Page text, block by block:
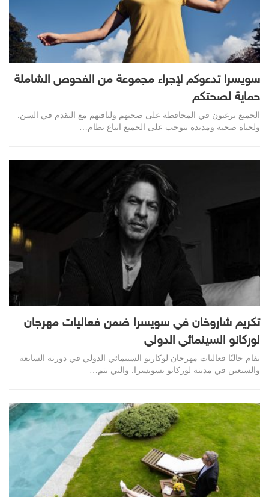
سويسرا تدعوكم لإجراء مجموعة من الفحوص الشاملة
حماية لصحتكم
الجميع يرغبون في المحافظة على صحتهم ولياقتهم مع التقدم في السن.
ولحياة صحية ومديدة يتوجب على الجميع اتباع نظام…
تكريم شاروخان في سويسرا ضمن فعاليات مهرجان
لوركانو السينمائي الدولي
تقام حاليًا فعاليات مهرجان لوكارنو السينمائي الدولي في دورته السابعة
والسبعين في مدينة لوركانو بسويسرا. والتي يتم…